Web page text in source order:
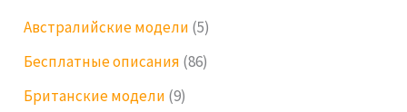
Австралийские модели (5)
Бесплатные описания (86)
Британские модели (9)